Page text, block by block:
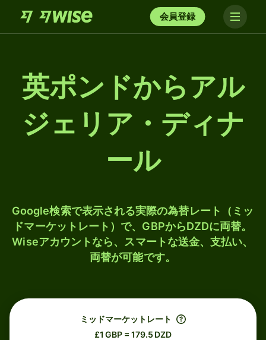
会員登録
英ポンドからアル
ジェリア・ディナ
ール
Google検索で表示される実際の為替レート（ミッ
ドマーケットレート）で、GBPからDZDに両替。
Wiseアカウントなら、スマートな送金、支払い、
両替が可能です。
ミッドマーケットレート
£1 GBP = 179.5 DZD